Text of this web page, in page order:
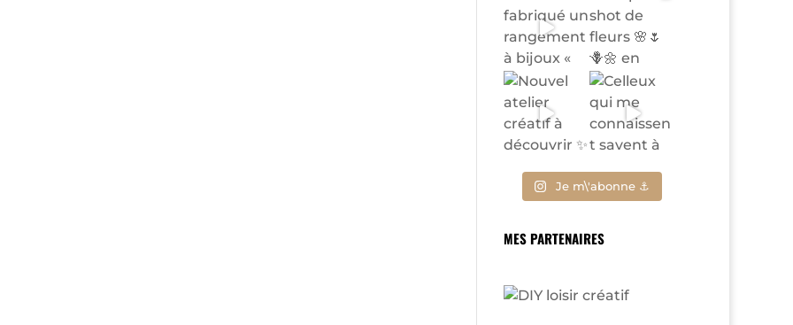
Je m\'abonne ⚓
MES PARTENAIRES